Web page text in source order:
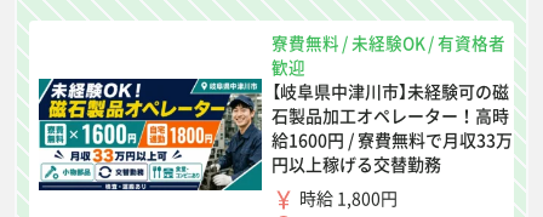
寮費無料 /未経験OK/有資格者
歓迎
【岐阜県中津川市】未経験可の磁
石製品加工オペレーター！高時
給1600円 / 寮費無料で月収33万
円以上稼げる交替勤務
時給 1,800円